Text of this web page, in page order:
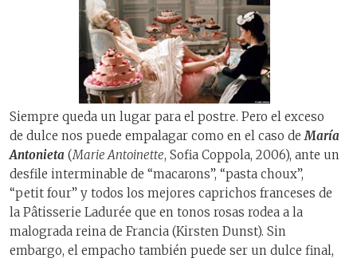
Siempre queda un lugar para el postre. Pero el exceso
de dulce nos puede empalagar como en el caso deMaría
Antonieta (Marie Antoinette, Sofia Coppola, 2006), ante un
desfile interminable de “macarons”, “pasta choux”,
“petit four” y todos los mejores caprichos franceses de
la Pâtisserie Ladurée que en tonos rosas rodea a la
malograda reina de Francia (Kirsten Dunst). Sin
embargo, el empacho también puede ser un dulce final,